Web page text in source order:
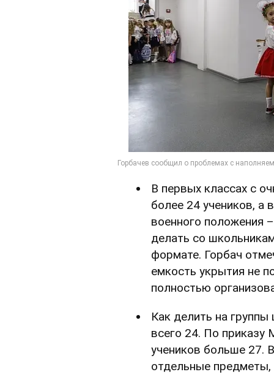
В первых классах с
более 24 учеников, а
военного положения
делать со
формате. Горбач
емкость укрытия не
полностью
Как делить на
всего 24. По
учеников больше 27.
отдельные